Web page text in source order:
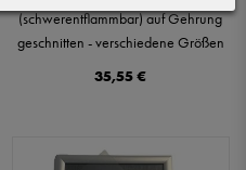
(schwerentflammbar) auf Gehrung
geschnitten - verschiedene Größen
35,55 €